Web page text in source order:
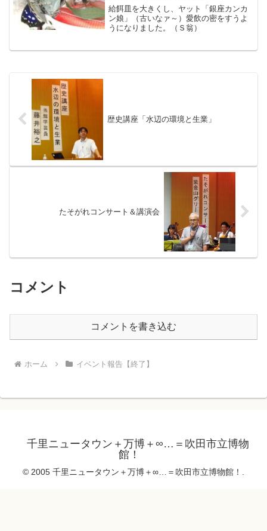
給餌皿を大きくし、ヤット「銀座カンカ
ン娘」（古いなァ～）愛飲の密をすうよ
うになりました。（Ｓ翁）
歴史講座「水辺の環境と生業」
たそがれコンサート＆講演会
コメント
コメントを書き込む
ホーム イベント報告【終了】
千里ニュータウン＋万博＋∞…＝吹田市立博物
館！
© 2005 千里ニュータウン＋万博＋∞…＝吹田市立博物館！.